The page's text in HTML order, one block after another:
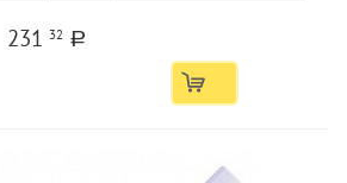
231 32 a